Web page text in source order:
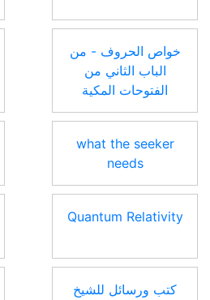
خواص الحروف - من
الباب الثاني من
الفتوحات المكية
what the seeker
needs
Quantum Relativity
كتب ورسائل للشيخ